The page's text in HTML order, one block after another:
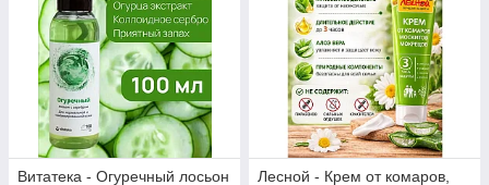
Витатека - Огуречный лосьон
Лесной - Крем от комаров,